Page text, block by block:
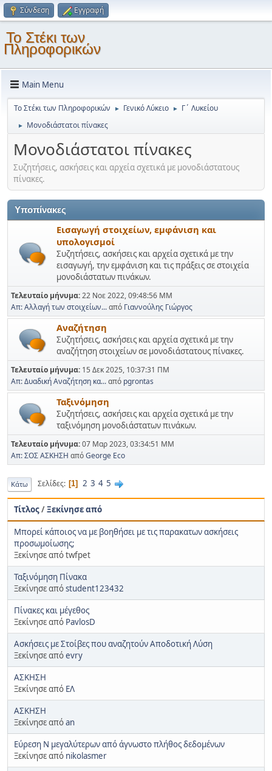
Σύνδεση Εγγραφή
Το Στέκι των
Πληροφορικών
Main Menu
Το Στέκι των Πληροφορικών ► Γενικό Λύκειο ► Γ΄ Λυκείου
► Μονοδιάστατοι πίνακες
Μονοδιάστατοι πίνακες
Συζητήσεις, ασκήσεις και αρχεία σχετικά με μονοδιάστατους
πίνακες.
Υποπίνακες
Εισαγωγή στοιχείων, εμφάνιση και
υπολογισμοί
Συζητήσεις, ασκήσεις και αρχεία σχετικά με την
εισαγωγή, την εμφάνιση και τις πράξεις σε στοιχεία
μονοδιάστατων πινάκων.
Τελευταίο μήνυμα:22 Νοε 2022, 09:48:56 ΜΜ
Απ: Αλλαγή των στοιχείων...από Γιαννούλης Γιώργος
Αναζήτηση
Συζητήσεις, ασκήσεις και αρχεία σχετικά με την
αναζήτηση στοιχείων σε μονοδιάστατους πίνακες.
Τελευταίο μήνυμα: 15 Δεκ 2025, 10:37:31 ΠΜ
Απ: Δυαδική Αναζήτηση κα...από pgrontas
Ταξινόμηση
Συζητήσεις, ασκήσεις και αρχεία σχετικά με την
ταξινόμηση μονοδιάστατων πινάκων.
Τελευταίο μήνυμα:07 Μαρ 2023, 03:34:51 ΜΜ
Απ: ΣΟΣ ΑΣΚΗΣΗ απόGeorge Eco
Κάτω Σελίδες 1 2 3 4 5
Τίτλος/Ξεκίνησε από
Mπορεί κάποιος να με βοηθήσει με τις παρακατων ασκήσεις
προσωμοίωσης;
Ξεκίνησε από twfpet
Ταξινόμηση Πίνακα
Ξεκίνησε απόstudent123432
Πίνακες και μέγεθος
Ξεκίνησε από PavlosD
Ασκήσεις με Στοίβες που αναζητούν Αποδοτική Λύση
Ξεκίνησε απόevry
ΑΣΚΗΣΗ
Ξεκίνησε από ΕΛ
ΑΣΚΗΣΗ
Ξεκίνησε απόan
Εύρεση Ν μεγαλύτερων από άγνωστο πλήθος δεδομένων
Ξεκίνησε από nikolasmer